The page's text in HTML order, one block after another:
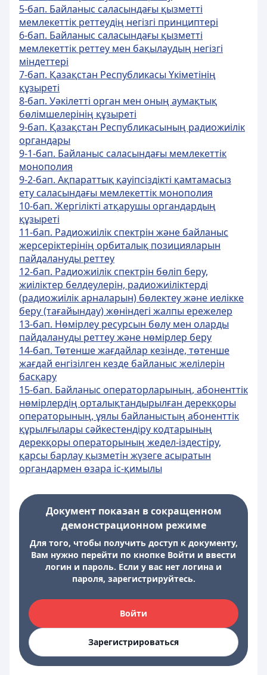
5-бап. Байланыс саласындағы қызметті
мемлекеттік реттеудің негізгі принциптері
6-бап. Байланыс саласындағы қызметті
мемлекеттік реттеу мен бақылаудың негізгі
міндеттері
7-бап. Қазақстан Республикасы Үкіметінің
құзыреті
8-бап. Уәкілетті орган мен оның аумақтық
бөлімшелерінің құзыреті
9-бап. Қазақстан Республикасының радиожиілік
органдары
9-1-бап. Байланыс саласындағы мемлекеттік
монополия
9-2-бап. Ақпараттық қауіпсіздікті қамтамасыз
ету саласындағы мемлекеттік монополия
10-бап. Жергілікті атқарушы органдардың
құзыреті
11-бап. Радиожиілік спектрін және байланыс
жерсеріктерінің орбиталық позицияларын
пайдалануды реттеу
12-бап. Радиожиілік спектрін бөліп беру,
жиіліктер белдеулерін, радиожиіліктерді
(радиожиілік арналарын) бөлектеу және иелікке
беру (тағайындау) жөніндегі жалпы ережелер
13-бап. Нөмірлеу ресурсын бөлу мен оларды
пайдалануды реттеу және нөмірлер беру
14-бап. Төтенше жағдайлар кезінде, төтенше
жағдай енгізілген кезде байланыс желілерін
басқару
15-бап. Байланыс операторларының, абоненттік
нөмірлердің орталықтандырылған дерекқоры
операторының, ұялы байланыстың абоненттік
құрылғылары сәйкестендіру кодтарының
дерекқоры операторының жедел-іздестіру,
қарсы барлау қызметін жүзеге асыратын
органдармен өзара іс-қимылы
Документ показан в сокращенном
демонстрационном режиме
Для того, чтобы получить доступ к документу,
Вам нужно перейти по кнопке Войти и ввести
логин и пароль. Если у вас нет логина и
пароля, зарегистрируйтесь.
Войти
Зарегистрироваться